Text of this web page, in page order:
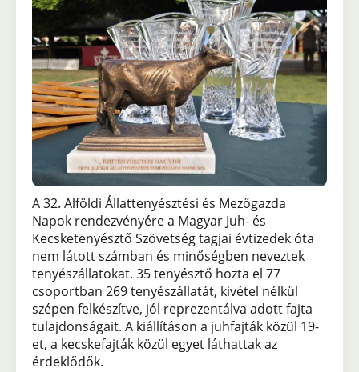
A 32. Alföldi Állattenyésztési és Mezőgazda
Napok rendezvényére a Magyar Juh- és
Kecsketenyésztő Szövetség tagjai évtizedek óta
nem látott számban és minőségben neveztek
tenyészállatokat. 35 tenyésztő hozta el 77
csoportban 269 tenyészállatát, kivétel nélkül
szépen felkészítve, jól reprezentálva adott fajta
tulajdonságait. A kiállításon a juhfajták közül 19-
et, a kecskefajták közül egyet láthattak az
érdeklődők.